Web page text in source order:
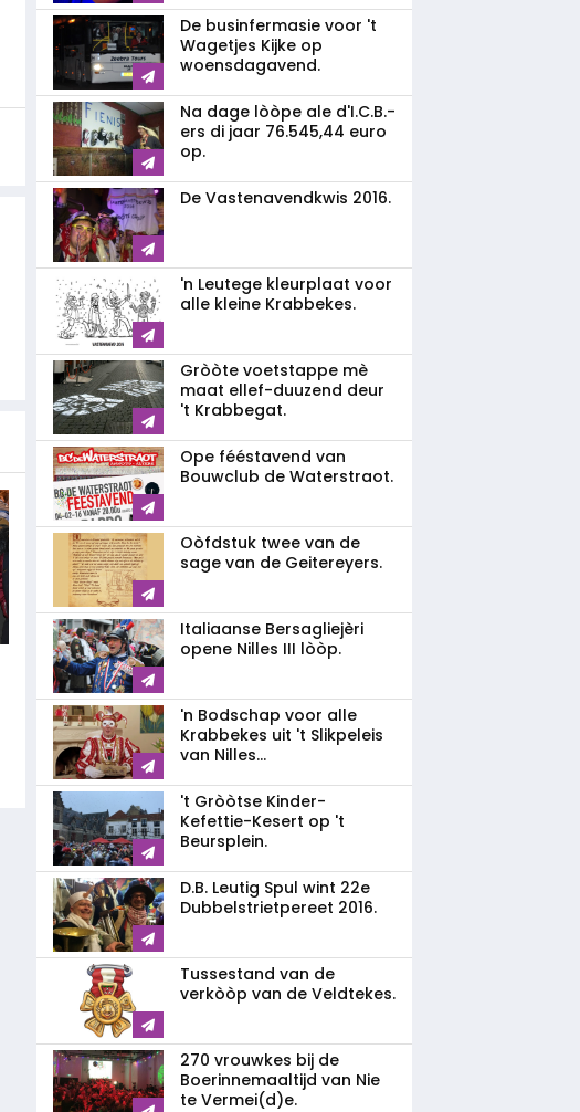
De businfermasie voor 't
Wagetjes Kijke op
woensdagavend.
Na dage lòòpe ale d'I.C.B.-
ers di jaar 76.545,44 euro
op.
De Vastenavendkwis 2016.
'n Leutege kleurplaat voor
alle kleine Krabbekes.
Gròòte voetstappe mè
maat ellef-duuzend deur
't Krabbegat.
Ope fééstavend van
Bouwclub de Waterstraot.
Oòfdstuk twee van de
sage van de Geitereyers.
Italiaanse Bersagliejèri
opene Nilles III lòòp.
'n Bodschap voor alle
Krabbekes uit 't Slikpeleis
van Nilles...
't Gròòtse Kinder-
Kefettie-Kesert op 't
Beursplein.
D.B. Leutig Spul wint 22e
Dubbelstrietpereet 2016.
Tussestand van de
verkòòp van de Veldtekes.
270 vrouwkes bij de
Boerinnemaaltijd van Nie
te Vermei(d)e.